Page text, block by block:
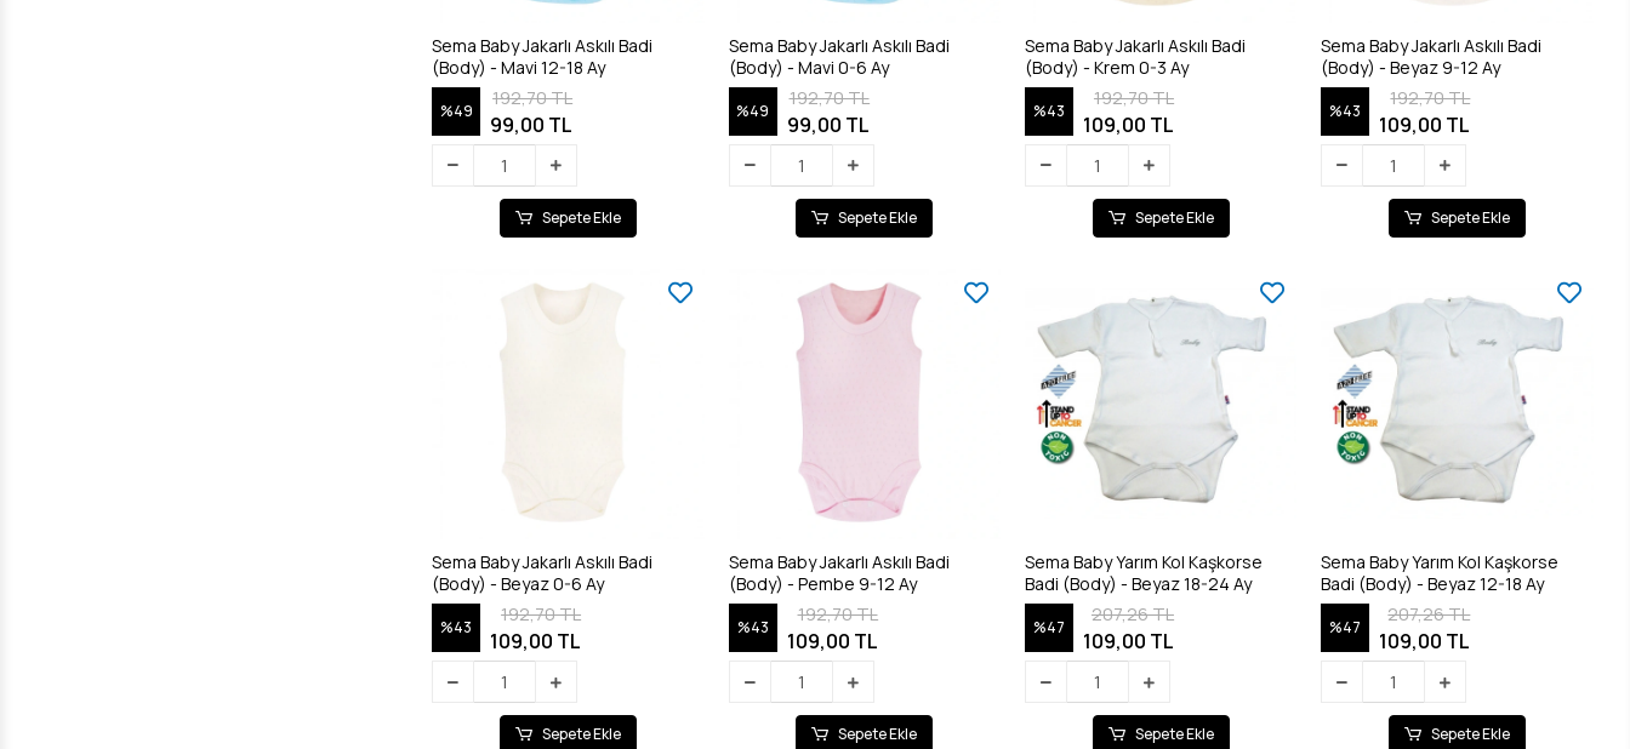
Sema Baby Jakarlı Askılı Badi
(Body) - Mavi 12-18 Ay
%49
192,70 TL
99,00 TL
Sepete Ekle
Sema Baby Jakarlı Askılı Badi
(Body) - Mavi 0-6 Ay
%49
192,70 TL
99,00 TL
Sepete Ekle
Sema Baby Jakarlı Askılı Badi
(Body) - Krem 0-3 Ay
%43
192,70 TL
109,00 TL
Sepete Ekle
Sema Baby Jakarlı Askılı Badi
(Body) - Beyaz 9-12 Ay
%43
192,70 TL
109,00 TL
Sepete Ekle
Sema Baby Jakarlı Askılı Badi
(Body) - Beyaz 0-6 Ay
%43
192,70 TL
109,00 TL
Sepete Ekle
Sema Baby Jakarlı Askılı Badi
(Body) - Pembe 9-12 Ay
%43
192,70 TL
109,00 TL
Sepete Ekle
Sema Baby Yarım Kol Kaşkorse
Badi (Body) - Beyaz 18-24 Ay
%47
207,26 TL
109,00 TL
Sepete Ekle
Sema Baby Yarım Kol Kaşkorse
Badi (Body) - Beyaz 12-18 Ay
%47
207,26 TL
109,00 TL
Sepete Ekle